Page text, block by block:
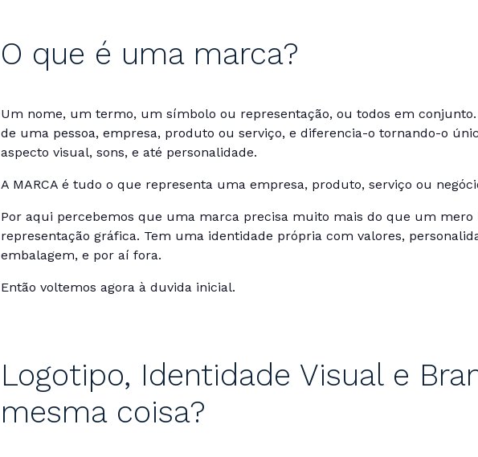
O que é uma marca?
Um nome, um termo, um símbolo ou representação, ou todos em
de uma pessoa, empresa, produto ou serviço, e diferencia-o tornando-o
aspecto visual, sons, e até personalidade.
A MARCA é tudo o que representa uma empresa, produto, serviço ou
Por aqui percebemos que uma marca precisa muito mais do que um mero
representação gráfica. Tem uma identidade própria com valores,
embalagem, e por aí fora.
Então voltemos agora à duvida inicial.
Logotipo, Identidade Visual e
mesma coisa?